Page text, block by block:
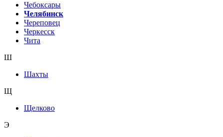
Чебоксары
Челябинск
Череповец
Черкесск
Чита
Ш
Шахты
Щ
Щелково
Э